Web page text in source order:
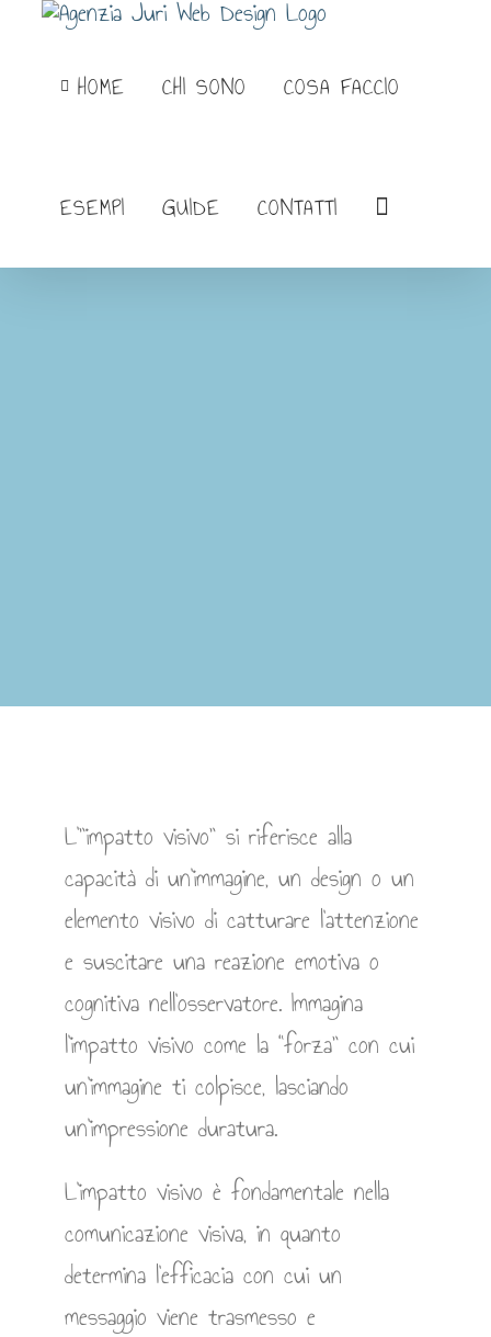
contenutoHOME CHI SONO COSA FACCIO
ESEMPI GUIDE CONTATTI
L'”impatto visivo” si riferisce alla
capacità di un’immagine, un design o un
elemento visivo di catturare l’attenzione
e suscitare una reazione emotiva o
cognitiva nell’osservatore. Immagina
l’impatto visivo come la “forza” con cui
un’immagine ti colpisce, lasciando
un’impressione duratura.
L’impatto visivo è fondamentale nella
comunicazione visiva, in quanto
determina l’efficacia con cui un
messaggio viene trasmesso e